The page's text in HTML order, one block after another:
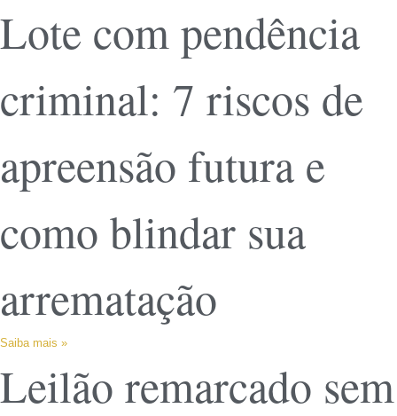
Lote com pendência
criminal: 7 riscos de
apreensão futura e
como blindar sua
arrematação
Saiba mais »
Leilão remarcado sem